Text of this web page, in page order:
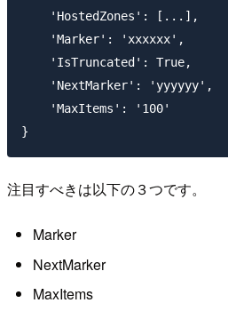
    'HostedZones': [...],
    'Marker': 'xxxxxx',
    'IsTruncated': True,
    'NextMarker': 'yyyyyy',
    'MaxItems': '100'
注目すべきは以下の３つです。
Marker
NextMarker
MaxItems